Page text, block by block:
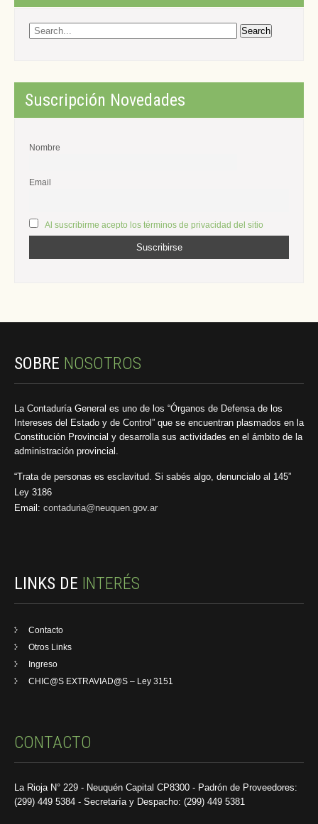
Suscripción Novedades
Nombre
Email
Al suscribirme acepto los términos de privacidad del sitio
SOBRE NOSOTROS
La Contaduría General es uno de los “Órganos de Defensa de los
Intereses del Estado y de Control” que se encuentran plasmados en la
Constitución Provincial y desarrolla sus actividades en el ámbito de la
administración provincial.
“Trata de personas es esclavitud. Si sabés algo, denuncialo al 145”
Ley 3186
Email: contaduria@neuquen.gov.ar
LINKS DE INTERÉS
Contacto
Otros Links
Ingreso
CHIC@S EXTRAVIAD@S – Ley 3151
CONTACTO
La Rioja N° 229 - Neuquén Capital CP8300 - Padrón de Proveedores:
(299) 449 5384 - Secretaría y Despacho: (299) 449 5381